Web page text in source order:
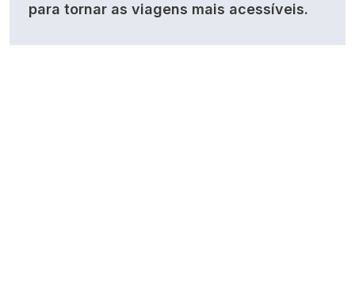
para tornar as viagens mais acessíveis.